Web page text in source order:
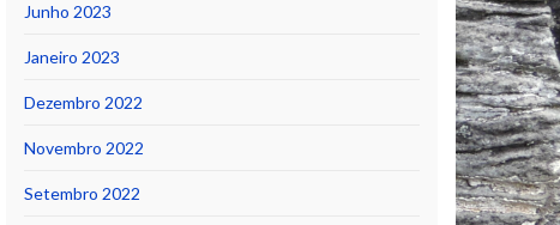
Junho 2023
Janeiro 2023
Dezembro 2022
Novembro 2022
Setembro 2022